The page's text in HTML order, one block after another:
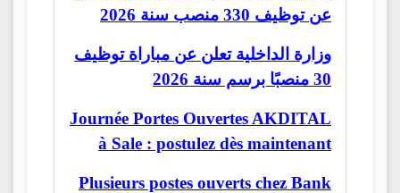
عن توظيف 330 منصب سنة 2026
وزارة الداخلية تعلن عن مباراة توظيف
30 منصبًا برسم سنة 2026
Journée Portes Ouvertes AKDITAL
à Sale : postulez dès maintenant
Plusieurs postes ouverts chez Bank